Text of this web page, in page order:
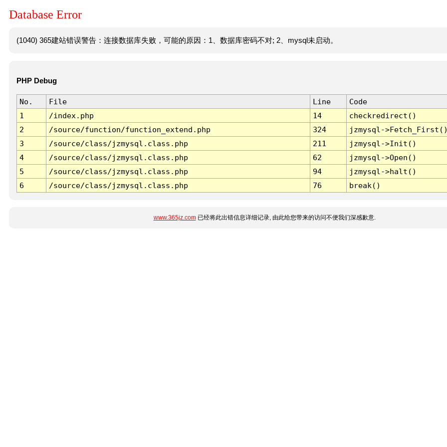
Database Error
(1040) 365建站错误警告：连接数据库失败，可能的原因：1、数据库密码不对; 2、mysql未启动。
PHP Debug
No. File Line
Code
1
/index.php 14
checkredirect()
2
/source/function/function_extend.php 324
jzmysql-
3
/source/class/jzmysql.class.php 211
jzmysql->Init()
4
/source/class/jzmysql.class.php 62
jzmysql->Open()
5
/source/class/jzmysql.class.php 94
jzmysql->halt()
6
/source/class/jzmysql.class.php 76 break()
www.365jz.com已经将此出错信息详细记录, 由此给您带来的访问不便我们深感歉意.